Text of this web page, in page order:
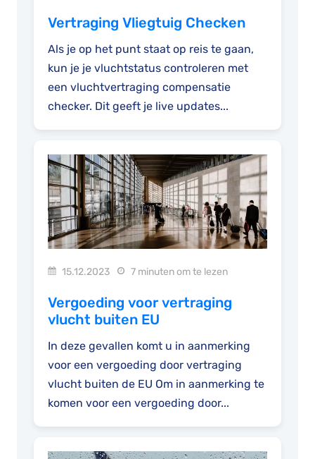
Vertraging Vliegtuig Checken
Als je op het punt staat op reis te gaan,
kun je je vluchtstatus controleren met
een vluchtvertraging compensatie
checker. Dit geeft je live updates...
15.12.2023 7 minuten om te lezen
Vergoeding voor vertraging
vlucht buiten EU
In deze gevallen komt u in aanmerking
voor een vergoeding door vertraging
vlucht buiten de EU Om in aanmerking te
komen voor een vergoeding door...